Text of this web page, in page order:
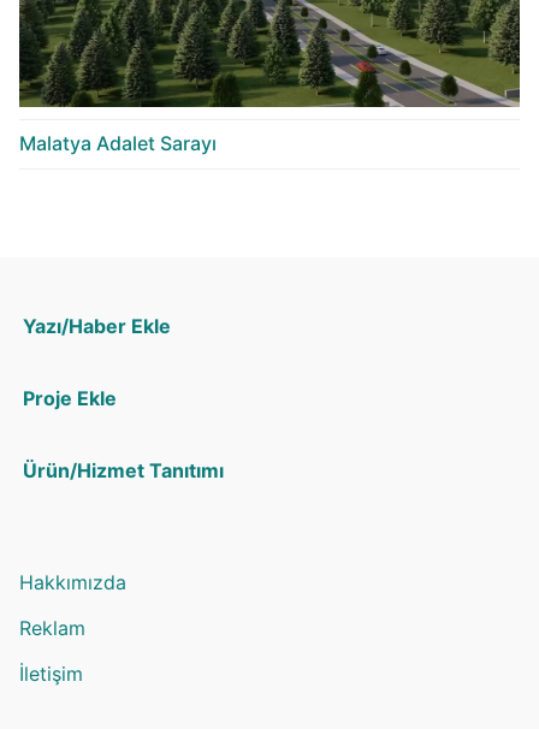
Malatya Adalet Sarayı
Yazı/Haber Ekle
Proje Ekle
Ürün/Hizmet Tanıtımı
Hakkımızda
Reklam
İletişim